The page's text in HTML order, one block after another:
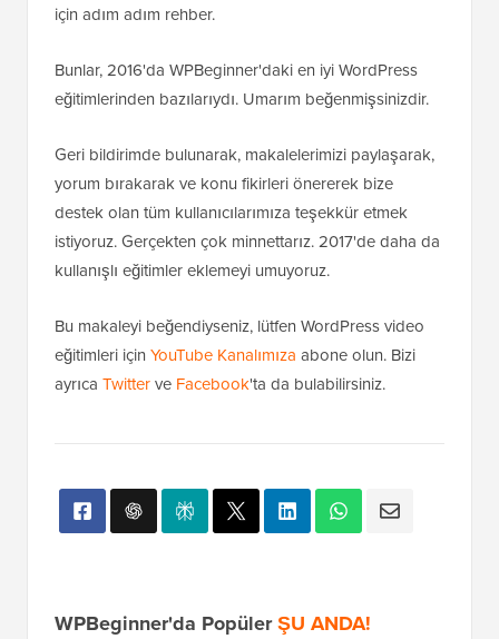
için adım adım rehber.
Bunlar, 2016'da WPBeginner'daki en iyi WordPress
eğitimlerinden bazılarıydı. Umarım beğenmişsinizdir.
Geri bildirimde bulunarak, makalelerimizi paylaşarak,
yorum bırakarak ve konu fikirleri önererek bize
destek olan tüm kullanıcılarımıza teşekkür etmek
istiyoruz. Gerçekten çok minnettarız. 2017'de daha da
kullanışlı eğitimler eklemeyi umuyoruz.
Bu makaleyi beğendiyseniz, lütfen WordPress video
eğitimleri için YouTube Kanalımıza abone olun. Bizi
ayrıca Twitterve Facebook'ta da bulabilirsiniz.
WPBeginner'da PopülerŞU ANDA!